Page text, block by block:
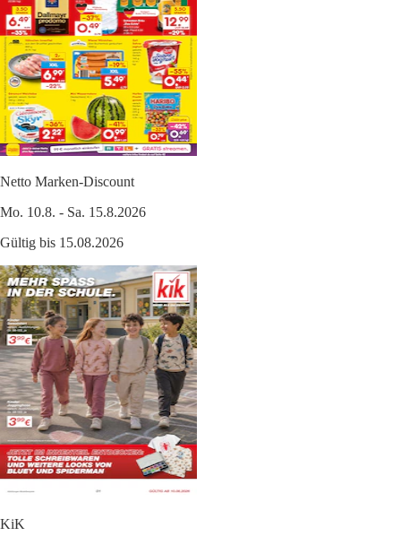
Netto Marken-Discount
Mo. 10.8. - Sa. 15.8.2026
Gültig bis 15.08.2026
KiK